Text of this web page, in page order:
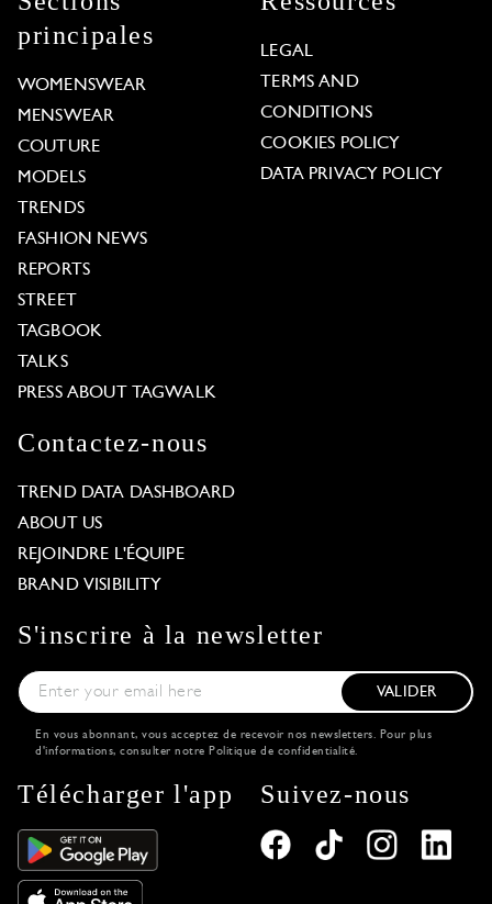
principales
WOMENSWEAR
MENSWEAR
COUTURE
MODELS
TRENDS
FASHION NEWS
REPORTS
STREET
TAGBOOK
TALKS
PRESS ABOUT TAGWALK
LEGAL
TERMS AND
CONDITIONS
COOKIES POLICY
DATA PRIVACY POLICY
Contactez-nous
TREND DATA DASHBOARD
ABOUT US
REJOINDRE L'ÉQUIPE
BRAND VISIBILITY
S'inscrire à la newsletter
VALIDER
En vous abonnant, vous acceptez de recevoir nos newsletters. Pour plus
d'informations, consulter notre Politique de confidentialité.
Télécharger l'app Suivez-nous